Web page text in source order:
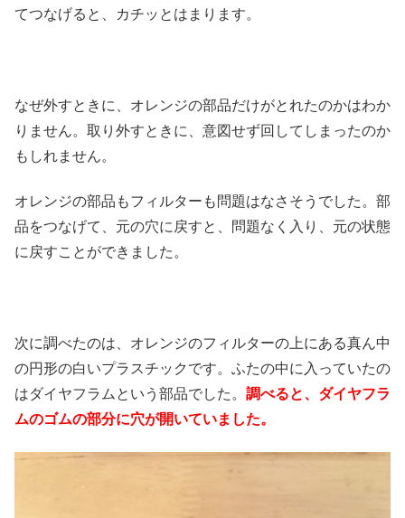
てつなげると、カチッとはまります。
なぜ外すときに、オレンジの部品だけがとれたのかはわか
りません。取り外すときに、意図せず回してしまったのか
もしれません。
オレンジの部品もフィルターも問題はなさそうでした。部
品をつなげて、元の穴に戻すと、問題なく入り、元の状態
に戻すことができました。
次に調べたのは、オレンジのフィルターの上にある真ん中
の円形の白いプラスチックです。ふたの中に入っていたの
はダイヤフラムという部品でした。 調べると、ダイヤフラ
ムのゴムの部分に穴が開いていました。